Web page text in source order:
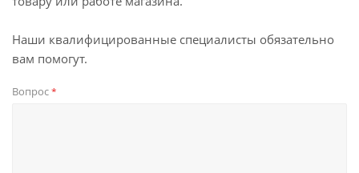
Наши квалифицированные специалисты обязательно
вам помогут.
Вопрос*